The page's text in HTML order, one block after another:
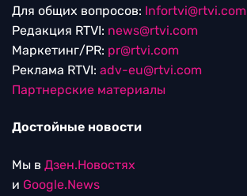
Для общих вопросов: Infortvi@rtvi.com
Редакция RTVI: news@rtvi.com
Маркетинг/PR: pr@rtvi.com
Реклама RTVI: adv-eu@rtvi.com
Партнерские материалы
Достойные новости
Мы в Дзен.Новостях
и Google.News